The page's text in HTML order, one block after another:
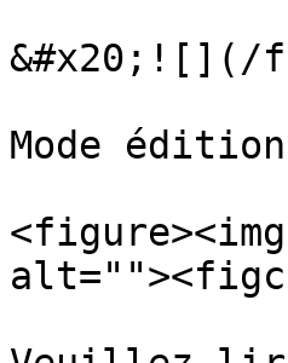
&#x20;![](/
Mode